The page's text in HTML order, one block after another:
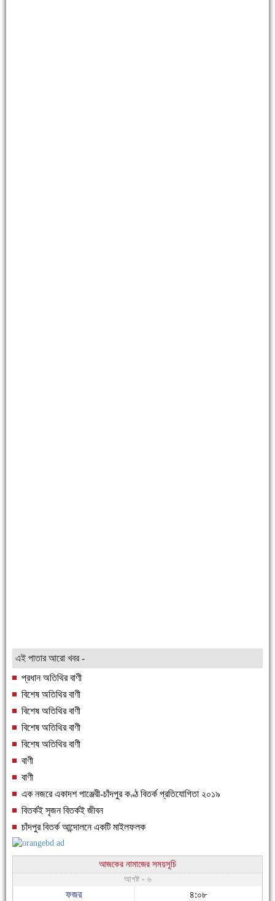
এই পাতার আরো খবর -
প্রধান অতিথির বাণী
বিশেষ অতিথির বাণী
বিশেষ অতিথির বাণী
বিশেষ অতিথির বাণী
বিশেষ অতিথির বাণী
বাণী
বাণী
এক নজরে একাদশ পাঞ্জেরী-চাঁদপুর কণ্ঠ বিতর্ক প্রতিযোগিতা ২০১৯
বিতর্কই সৃজন বিতর্কই জীবন
চাঁদপুর বিতর্ক আন্দোলনে একটি মাইলফলক
আজকের নামাজের সময়সূচি
আগষ্ট - ৬
ফজর ৪:০৮